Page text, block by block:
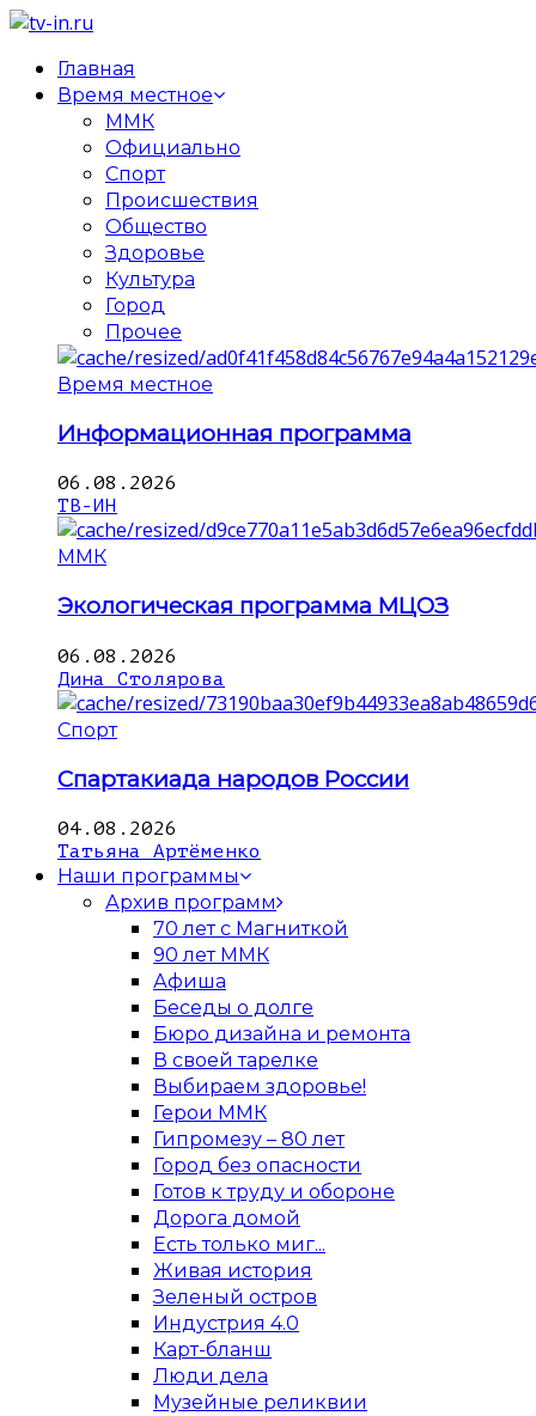
Главная
Время местное
ММК
Официально
Спорт
Происшествия
Общество
Здоровье
Культура
Город
Прочее
Время местное
Информационная программа
06.08.2026
ТВ-ИН
ММК
Экологическая программа МЦОЗ
06.08.2026
Дина Столярова
Спорт
Спартакиада народов России
04.08.2026
Татьяна Артёменко
Наши программы
Архив программ
70 лет с Магниткой
90 лет ММК
Афиша
Беседы о долге
Бюро дизайна и ремонта
В своей тарелке
Выбираем здоровье!
Герои ММК
Гипромезу – 80 лет
Город без опасности
Готов к труду и обороне
Дорога домой
Есть только миг...
Живая история
Зеленый остров
Индустрия 4.0
Карт-бланш
Люди дела
Музейные реликвии